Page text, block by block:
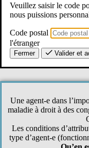
Une agent-e dans
maladie à droit à des
Les conditions
type d’agent-e
Veuillez saisir le code
nous puissions
Code postal
l'étranger
Fermer Valider et